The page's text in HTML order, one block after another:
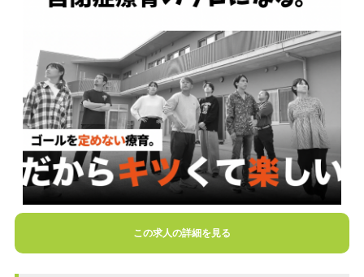
この求人の詳細を見る